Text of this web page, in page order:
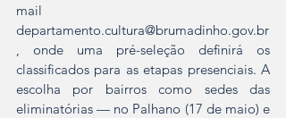
mail
departamento.cultura@brumadinho.gov.br
, onde uma pré-seleção definirá os
classificados para as etapas presenciais. A
escolha por bairros como sedes das
eliminatórias — no Palhano (17 de maio) e